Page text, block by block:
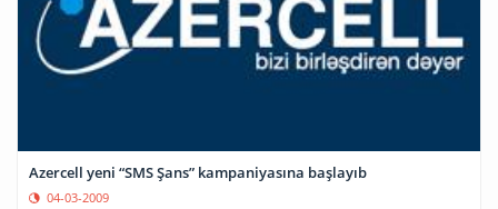
Azercell yeni “SMS Şans” kampaniyasına başlayıb
04-03-2009